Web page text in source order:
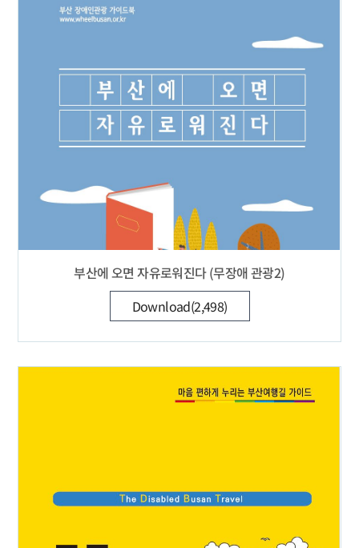
부산에 오면 자유로워진다 (무장애 관광2)
Download(2,498)